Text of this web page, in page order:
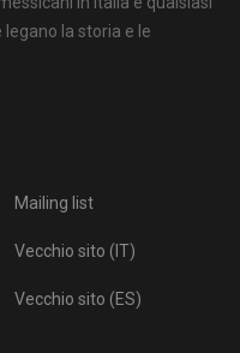
la storia e le
Mailing list
Vecchio sito (IT)
Vecchio sito (ES)